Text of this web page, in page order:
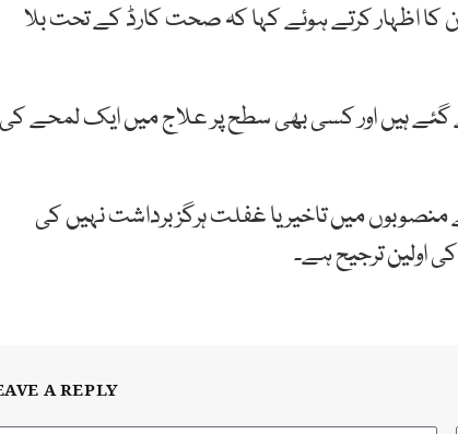
اظہار کرتے ہوئے کہا کہ صحت کارڈ کے تحت بلا
گئے ہیں اور کسی بھی سطح پر علاج میں ایک لمحے کی
میں تاخیر یا غفلت ہرگز برداشت نہیں کی
اولین ترجیح ہے۔
A REPLY